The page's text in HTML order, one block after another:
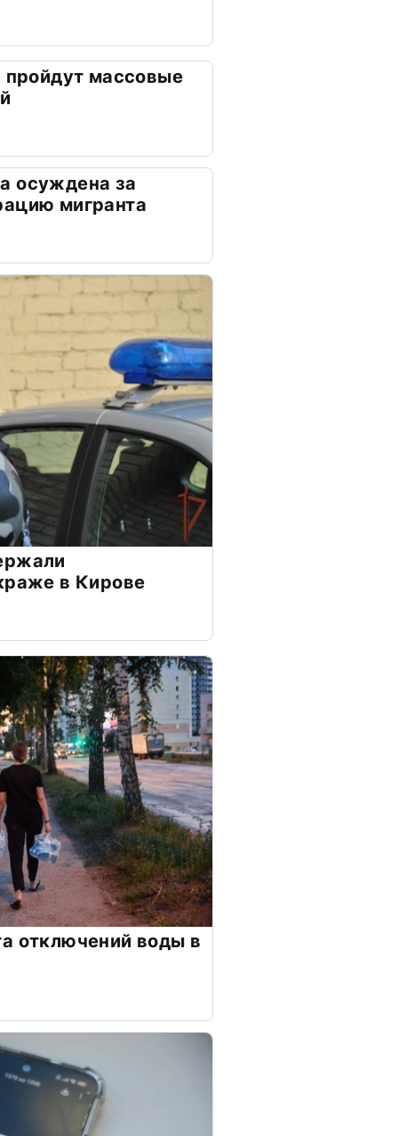
пройдут массовые
осуждена за
мигранта
в Кирове
отключений воды в